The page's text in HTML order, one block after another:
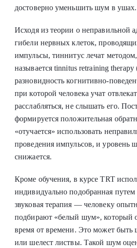
достоверно уменьшить шум в ушах.
Исходя из теории о неправильной
гибели нервных клеток,
импульсы, тиннитус лечат
называется tinnitus retraining
разновидность когнитивно-
при которой человека учат
расслабляться, не слышать его.
формируется положительная
«отучается» использовать
проведения импульсов, и уровень
снижается.
Кроме обучения, в курсе TRT
индивидуально подобранная
звуковая терапия — человеку
подбирают «белый шум», который
время от времени. Это может быть
или шелест листвы. Такой шум